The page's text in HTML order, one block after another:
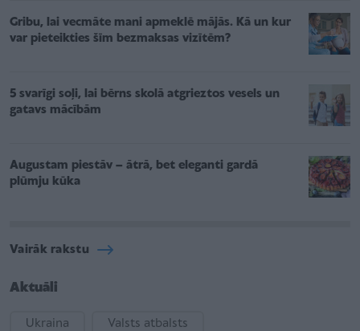
Gribu, lai vecmāte mani apmeklē mājās. Kā un kur
var pieteikties šīm bezmaksas vizītēm?
5 svarīgi soļi, lai bērns skolā atgrieztos vesels un
gatavs mācībām
Augustam piestāv – ātrā, bet eleganti gardā
plūmju kūka
Vairāk rakstu
Aktuāli
Ukraina Valsts atbalsts